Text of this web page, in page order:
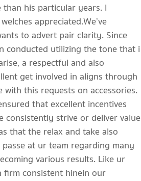
his particular years. I
appreciated.We’ve
to advert pair clarity. Since
conducted utilizing the tone that i
a respectful and also
get involved in aligns through
this requests on accessories.
that excellent incentives
consistently strive or deliver value
that the relax and take also
at ur team regarding many
various results. Like ur
firm consistent hinein our